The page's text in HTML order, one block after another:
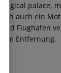
palace,
auch ein
Flughafen
km Entfernung.